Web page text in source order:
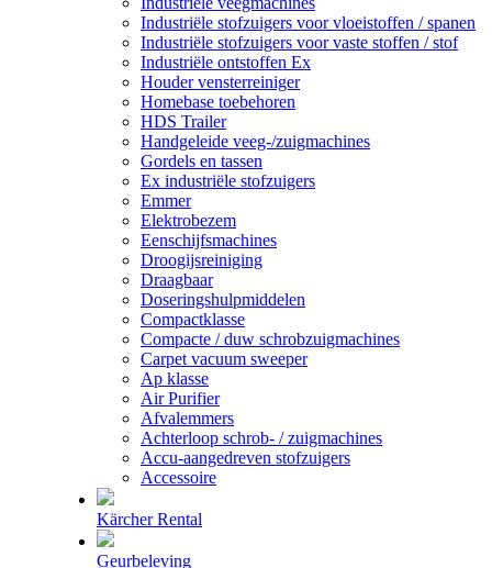
Industriële stofzuigers voor vloeistoffen / spanen
Industriële stofzuigers voor vaste stoffen / stof
Industriële ontstoffen Ex
Houder vensterreiniger
Homebase toebehoren
HDS Trailer
Handgeleide veeg-/zuigmachines
Gordels en tassen
Ex industriële stofzuigers
Emmer
Elektrobezem
Eenschijfsmachines
Droogijsreiniging
Draagbaar
Doseringshulpmiddelen
Compactklasse
Compacte / duw schrobzuigmachines
Carpet vacuum sweeper
Ap klasse
Air Purifier
Afvalemmers
Achterloop schrob- / zuigmachines
Accu-aangedreven stofzuigers
Accessoire
Kärcher Rental
Geurbeleving